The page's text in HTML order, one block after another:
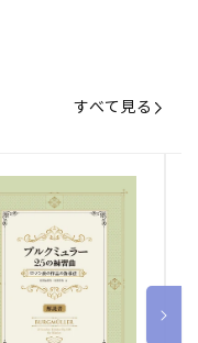
すべて見る